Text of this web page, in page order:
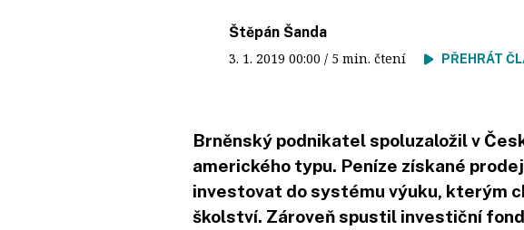
Štěpán Šanda
3. 1. 2019 00:00 / 5 min. čtení PŘEHRÁT
Brněnský podnikatel spoluzaložil v
amerického typu. Peníze získané
investovat do systému výuku, kterým
školství. Zároveň spustil investiční